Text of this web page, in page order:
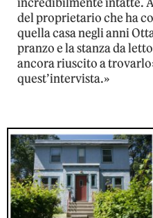
del proprietario che ha
quella casa negli anni
pranzo e la stanza da
ancora riuscito a
quest’intervista.»